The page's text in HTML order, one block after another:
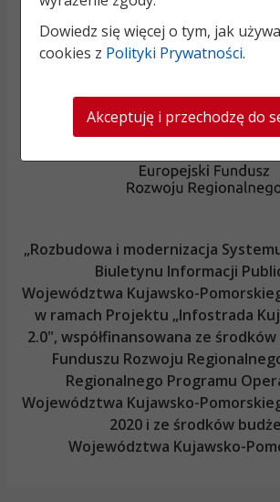
„Rozbudowa i modernizacja
Biuletynu Informacji
Województwa Kujawsko-
w ramach Projektu „Infostrada
2.0", współfinansowana ze
Funduszu Rozwoju
Regionalnego Programu
Województwa Kujawsko-
2020 i ze środków
Województwa Kujawsko-
Dowiedz się więcej o tym, jak
cookies z Polityki Prywatności.
Akceptuję i przechodzę do